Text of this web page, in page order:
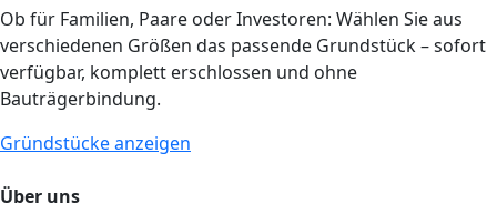
Ob für Familien, Paare oder Investoren: Wählen Sie aus
verschiedenen Größen das passende Grundstück – sofort
verfügbar, komplett erschlossen und ohne
Bauträgerbindung.
Gründstücke anzeigen
Über uns